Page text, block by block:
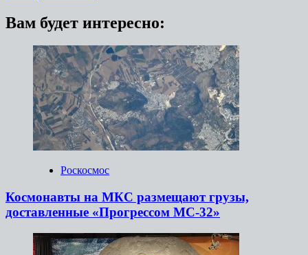
Вам будет интересно:
Роскосмос
Космонавты на МКС размещают грузы,
доставленные «Прогрессом МС-32»